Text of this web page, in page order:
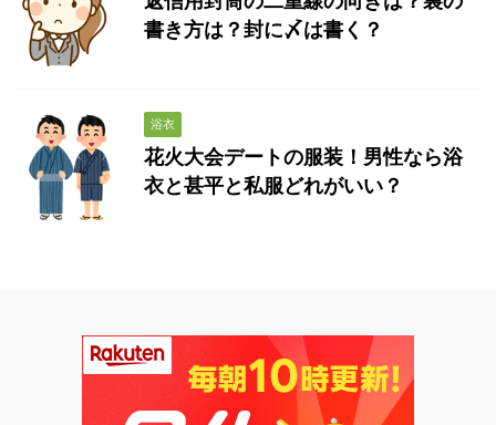
書き方は？封に〆は書く？
浴衣
花火大会デートの服装！男性なら浴
衣と甚平と私服どれがいい？